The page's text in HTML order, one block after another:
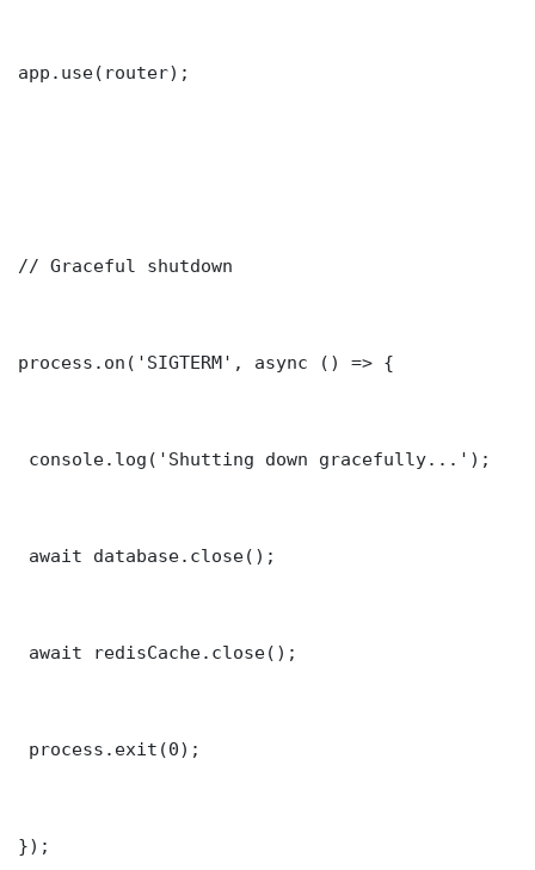
app.use(router);
// Graceful shutdown
process.on('SIGTERM', async () => {
console.log('Shutting down gracefully...');
await database.close();
await redisCache.close();
process.exit(0);
});